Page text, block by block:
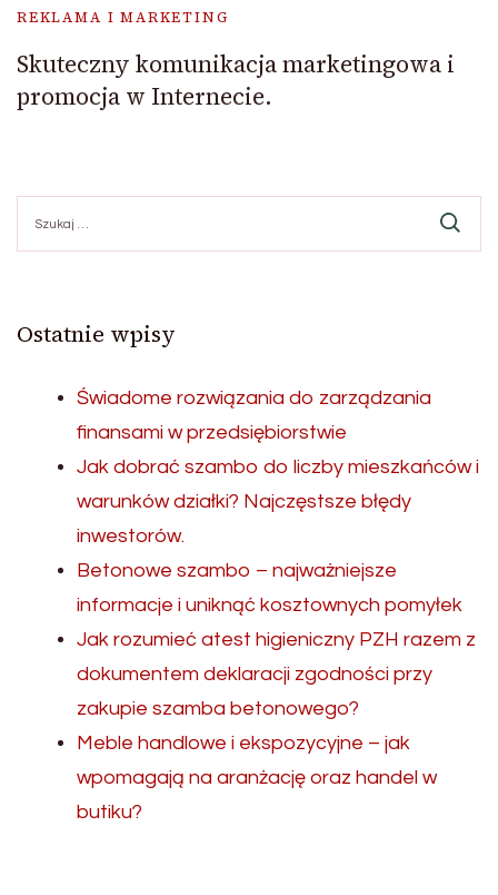
REKLAMA I MARKETING
Skuteczny komunikacja marketingowa i
promocja w Internecie.
Ostatnie wpisy
Świadome rozwiązania do zarządzania
finansami w przedsiębiorstwie
Jak dobrać szambo do liczby mieszkańców i
warunków działki? Najczęstsze błędy
inwestorów.
Betonowe szambo – najważniejsze
informacje i uniknąć kosztownych pomyłek
Jak rozumieć atest higieniczny PZH razem z
dokumentem deklaracji zgodności przy
zakupie szamba betonowego?
Meble handlowe i ekspozycyjne – jak
wpomagają na aranżację oraz handel w
butiku?